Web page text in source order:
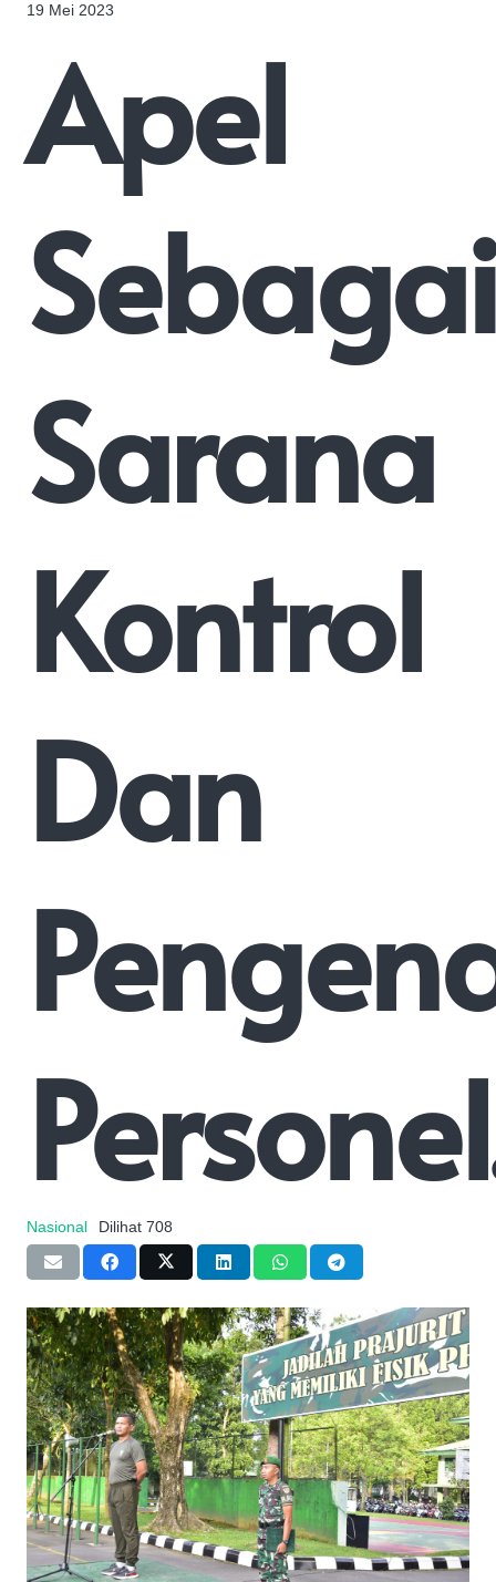
19 Mei 2023
Apel
Sarana
Kontrol
Dan
Nasional Dilihat 708